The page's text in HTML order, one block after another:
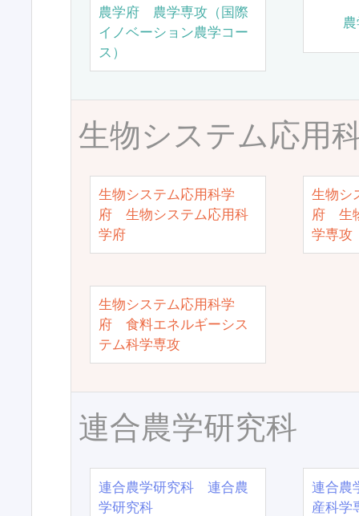
農学府 農学専攻（国際
イノベーション農学コー
ス）
生物システム応用
生物システム応用科学
府 生物システム応用科
学府
生物シ
府 生
学専攻
生物システム応用科学
府 食料エネルギーシス
テム科学専攻
連合農学研究科
連合農学研究科 連合農
学研究科
連合農
産科学